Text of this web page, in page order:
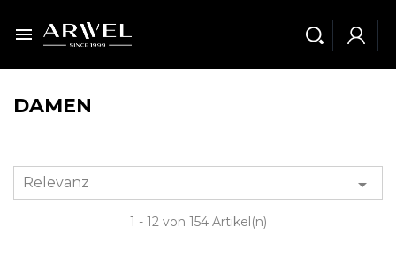

DAMEN
Relevanz 
1 - 12 von 154 Artikel(n)